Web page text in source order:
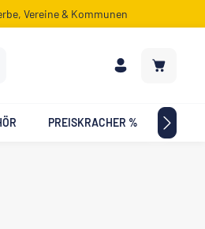
Vereine & Kommunen
PREISKRACHER %